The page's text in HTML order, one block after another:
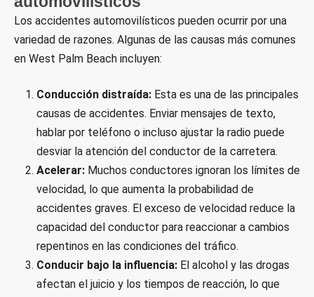
Los accidentes automovilísticos pueden ocurrir por una
variedad de razones. Algunas de las causas más comunes
en West Palm Beach incluyen:
Conducción distraída: Esta es una de las principales
causas de accidentes. Enviar mensajes de texto,
hablar por teléfono o incluso ajustar la radio puede
desviar la atención del conductor de la carretera.
Acelerar: Muchos conductores ignoran los límites de
velocidad, lo que aumenta la probabilidad de
accidentes graves. El exceso de velocidad reduce la
capacidad del conductor para reaccionar a cambios
repentinos en las condiciones del tráfico.
Conducir bajo la influencia: El alcohol y las drogas
afectan el juicio y los tiempos de reacción, lo que